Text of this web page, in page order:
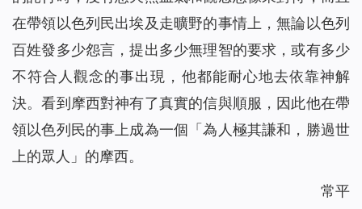
在帶領以色列民出埃及走曠野的事情上，無論以色列
百姓發多少怨言，提出多少無理智的要求，或有多少
不符合人觀念的事出現，他都能耐心地去依靠神解
決。看到摩西對神有了真實的信與順服，因此他在帶
領以色列民的事上成為一個「為人極其謙和，勝過世
上的眾人」的摩西。
常平